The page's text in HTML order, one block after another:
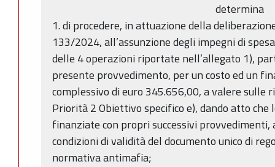
determina
1. di procedere, in attuazione della
133/2024, all’assunzione degli impegni di
delle 4 operazioni riportate nell’allegato 1),
presente provvedimento, per un costo ed un
complessivo di euro 345.656,00, a valere sulle
Priorità 2 Obiettivo specifico e), dando atto
finanziate con propri successivi
condizioni di validità del documento unico di
normativa antimafia;